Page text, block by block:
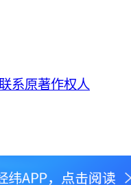
系原著作权人